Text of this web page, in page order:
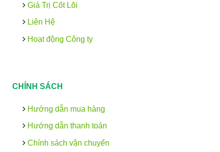
Giá Trị Cốt Lõi
Liên Hệ
Hoạt động Công ty
CHÍNH SÁCH
Hướng dẫn mua hàng
Hướng dẫn thanh toán
Chính sách vận chuyển